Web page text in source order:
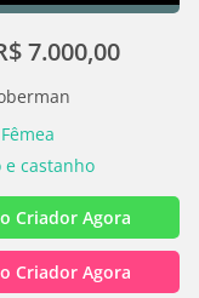
7.000,00
Fêmea
e castanho
Criador Agora
Criador Agora